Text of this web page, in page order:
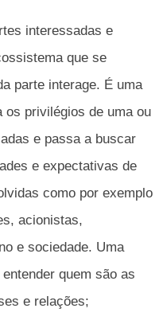
interessadas e
que se
parte interage. É uma
os privilégios de uma ou
e passa a buscar
e expectativas de
como por exemplo
acionistas,
e sociedade. Uma
quem são as
e relações;